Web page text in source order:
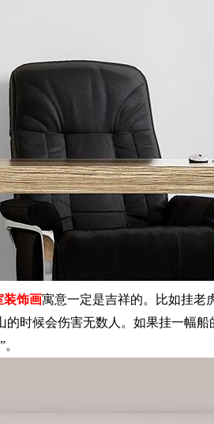
装饰画寓意一定是吉祥的。比如挂老
时候会伤害无数人。如果挂一幅